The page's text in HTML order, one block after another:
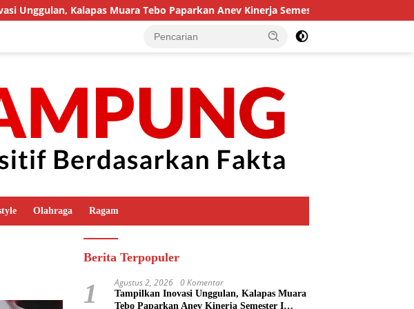
Kalapas Muara Tebo Paparkan Anev Kinerja Semester I Tahun 2026
Olahraga Ragam
Berita Terpopuler
1 Agustus 2, 2026 0 Komentar
Tampilkan Inovasi Unggulan, Kalapas Muara
Tebo Paparkan Anev Kinerja Semester I